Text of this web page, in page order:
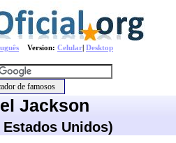
Version: Celular| Desktop
Jackson
Estados Unidos)